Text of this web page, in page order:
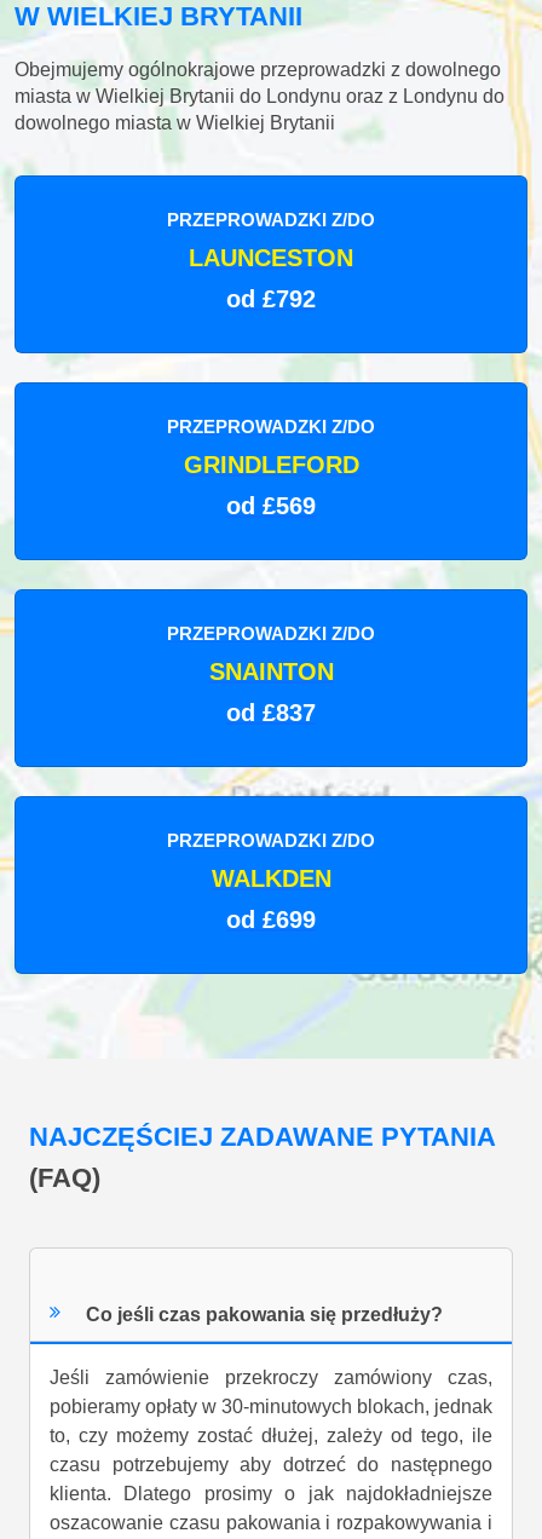
W WIELKIEJ BRYTANII
Obejmujemy ogólnokrajowe przeprowadzki z dowolnego
miasta w Wielkiej Brytanii do Londynu oraz z Londynu do
dowolnego miasta w Wielkiej Brytanii
PRZEPROWADZKI Z/DO
LAUNCESTON
od £792
PRZEPROWADZKI Z/DO
GRINDLEFORD
od £569
PRZEPROWADZKI Z/DO
SNAINTON
od £837
PRZEPROWADZKI Z/DO
WALKDEN
od £699
NAJCZĘŚCIEJ ZADAWANE PYTANIA
(FAQ)
Co jeśli czas pakowania się przedłuży?
Jeśli zamówienie przekroczy zamówiony czas,
pobieramy opłaty w 30-minutowych blokach, jednak
to, czy możemy zostać dłużej, zależy od tego, ile
czasu potrzebujemy aby dotrzeć do następnego
klienta. Dlatego prosimy o jak najdokładniejsze
oszacowanie czasu pakowania i rozpakowywania i